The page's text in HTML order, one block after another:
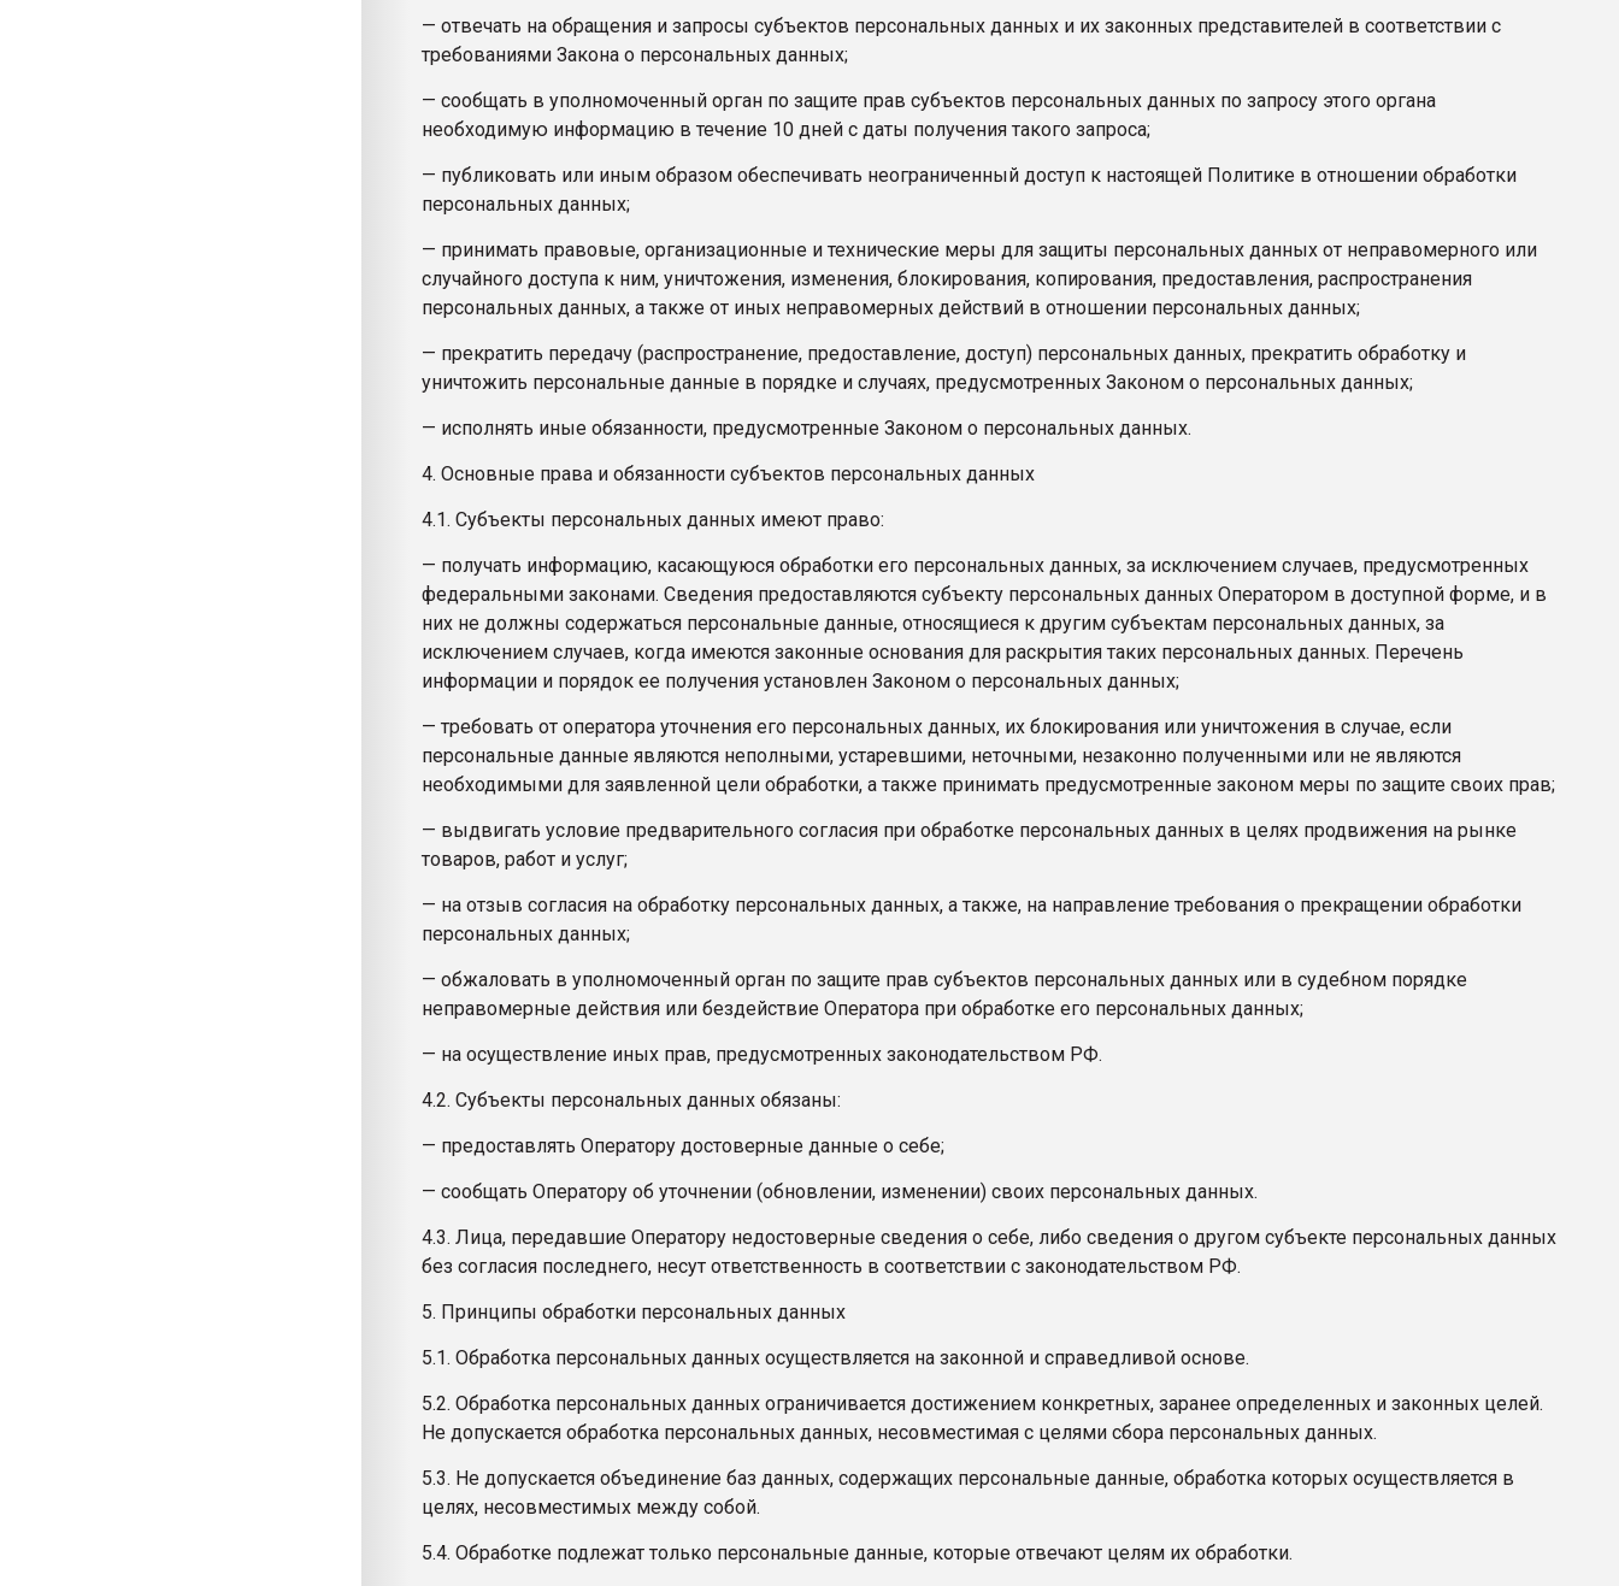
— отвечать на обращения и запросы субъектов персональных данных и их законных представителей в соответствии с
требованиями Закона о персональных данных;
— сообщать в уполномоченный орган по защите прав субъектов персональных данных по запросу этого органа
необходимую информацию в течение 10 дней с даты получения такого запроса;
— публиковать или иным образом обеспечивать неограниченный доступ к настоящей Политике в отношении обработки
персональных данных;
— принимать правовые, организационные и технические меры для защиты персональных данных от неправомерного или
случайного доступа к ним, уничтожения, изменения, блокирования, копирования, предоставления, распространения
персональных данных, а также от иных неправомерных действий в отношении персональных данных;
— прекратить передачу (распространение, предоставление, доступ) персональных данных, прекратить обработку и
уничтожить персональные данные в порядке и случаях, предусмотренных Законом о персональных данных;
— исполнять иные обязанности, предусмотренные Законом о персональных данных.
4. Основные права и обязанности субъектов персональных данных
4.1. Субъекты персональных данных имеют право:
— получать информацию, касающуюся обработки его персональных данных, за исключением случаев, предусмотренных
федеральными законами. Сведения предоставляются субъекту персональных данных Оператором в доступной форме, и в
них не должны содержаться персональные данные, относящиеся к другим субъектам персональных данных, за
исключением случаев, когда имеются законные основания для раскрытия таких персональных данных. Перечень
информации и порядок ее получения установлен Законом о персональных данных;
— требовать от оператора уточнения его персональных данных, их блокирования или уничтожения в случае, если
персональные данные являются неполными, устаревшими, неточными, незаконно полученными или не являются
необходимыми для заявленной цели обработки, а также принимать предусмотренные законом меры по защите своих прав;
— выдвигать условие предварительного согласия при обработке персональных данных в целях продвижения на рынке
товаров, работ и услуг;
— на отзыв согласия на обработку персональных данных, а также, на направление требования о прекращении обработки
персональных данных;
— обжаловать в уполномоченный орган по защите прав субъектов персональных данных или в судебном порядке
неправомерные действия или бездействие Оператора при обработке его персональных данных;
— на осуществление иных прав, предусмотренных законодательством РФ.
4.2. Субъекты персональных данных обязаны:
— предоставлять Оператору достоверные данные о себе;
— сообщать Оператору об уточнении (обновлении, изменении) своих персональных данных.
4.3. Лица, передавшие Оператору недостоверные сведения о себе, либо сведения о другом субъекте персональных данных
без согласия последнего, несут ответственность в соответствии с законодательством РФ.
5. Принципы обработки персональных данных
5.1. Обработка персональных данных осуществляется на законной и справедливой основе.
5.2. Обработка персональных данных ограничивается достижением конкретных, заранее определенных и законных целей.
Не допускается обработка персональных данных, несовместимая с целями сбора персональных данных.
5.3. Не допускается объединение баз данных, содержащих персональные данные, обработка которых осуществляется в
целях, несовместимых между собой.
5.4. Обработке подлежат только персональные данные, которые отвечают целям их обработки.